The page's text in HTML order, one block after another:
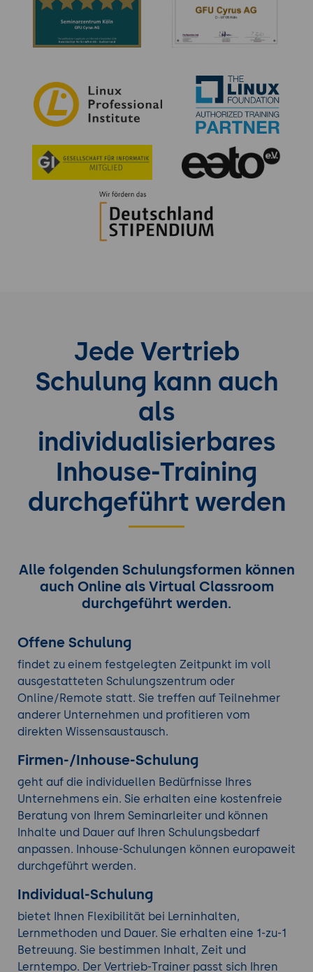
Jede Vertrieb
Schulung kann auch
als
individualisierbares
Inhouse-Training
durchgeführt werden
Alle folgenden Schulungsformen können
auch Online als Virtual Classroom
durchgeführt werden.
Offene Schulung
findet zu einem festgelegten Zeitpunkt im voll
ausgestatteten Schulungszentrum oder
Online/Remote statt. Sie treffen auf Teilnehmer
anderer Unternehmen und profitieren vom
direkten Wissensaustausch.
Firmen-/Inhouse-Schulung
geht auf die individuellen Bedürfnisse Ihres
Unternehmens ein. Sie erhalten eine kostenfreie
Beratung von Ihrem Seminarleiter und können
Inhalte und Dauer auf Ihren Schulungsbedarf
anpassen. Inhouse-Schulungen können europaweit
durchgeführt werden.
Individual-Schulung
bietet Ihnen Flexibilität bei Lerninhalten,
Lernmethoden und Dauer. Sie erhalten eine 1-zu-1
Betreuung. Sie bestimmen Inhalt, Zeit und
Lerntempo. Der Vertrieb-Trainer passt sich Ihren